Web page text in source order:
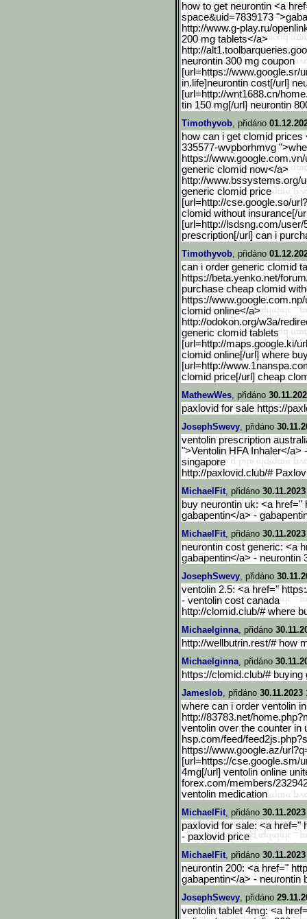
how to get neurontin <a
space&uid=7839173
http://www.g-play.ru/
200 mg tablets</a>
http://alt1.toolbarquerie
neurontin 300 mg coupon
[url=https://www.google.sr/
in.life]neurontin cost[/url]
[url=http://wnt1688.cn/
tin 150 mg[/url] neurontin
Timothyvob, přidáno
how can i get clomid
335577-wvpborhmvg
https://www.google.com.vn/
generic clomid now</a>
http://www.bssystems.org/
generic clomid price
[url=http://cse.google.so/
clomid without insurance[/
[url=http://lsdsng.com/user/
prescription[/url] can i
Timothyvob, přidáno
can i order generic clomid
https://beta.yenko.net/
purchase cheap clomid
https://www.google.com.np/
clomid online</a>
http://odokon.org/w3a/red
generic clomid tablets
[url=http://maps.google.ki/
clomid online[/url] where
[url=http://
clomid price[/url] cheap
MathewWes, přidáno
paxlovid for sale https://
JosephSwevy, přidáno
ventolin prescription
">Ventolin HFA Inhaler</
singapore
http://paxlovid.club/#
MichaelFit, přidáno
buy neurontin uk: <a href="
gabapentin</a> -
MichaelFit, přidáno
neurontin cost generic: <a
gabapentin</a> - neurontin
JosephSwevy, přidáno
ventolin 2.5: <a href="
- ventolin cost canada
http://clomid.club/# where
Michaelginna, přidáno
http://wellbutrin.rest/# how
Michaelginna, přidáno
https://clomid.club/#
Jameslob, přidáno 30.11.2023
where can i order ventolin
http://83783.net/
ventolin over the counter in
hsp.com/feed/fe
https://www.google.az/url
[url=https://cse.google.sm/
4mg[/url] ventolin online
forex.com/members/
ventolin medication
MichaelFit, přidáno
paxlovid for sale: <a href="
- paxlovid price
MichaelFit, přidáno
neurontin 200: <a href="
gabapentin</a> - neurontin
JosephSwevy, přidáno
ventolin tablet 4mg: <a